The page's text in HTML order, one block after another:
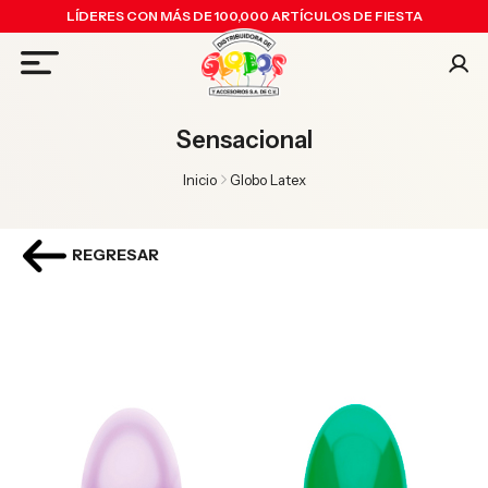
LÍDERES CON MÁS DE 100,000 ARTÍCULOS DE FIESTA
Sensacional
Inicio Globo Latex
REGRESAR